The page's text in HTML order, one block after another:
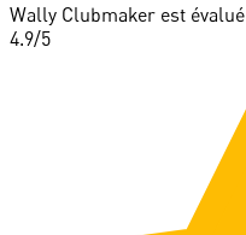
Wally Clubmaker est évalué
4.9/5